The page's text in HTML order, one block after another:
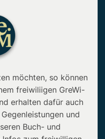
möchten, so können
freiwiliigen GreWi-
erhalten dafür auch
und
Buch- und